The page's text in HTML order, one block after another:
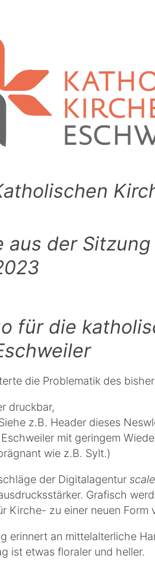
aus der
für die
die Problematik des
druckbar,
z.B. Header dieses
mit geringem
wie z.B. Sylt.)
der Digitalagentur scale
Grafisch
Kirche- zu einer neuen Form
erinnert an mittelalterliche
ist etwas floraler und heller.